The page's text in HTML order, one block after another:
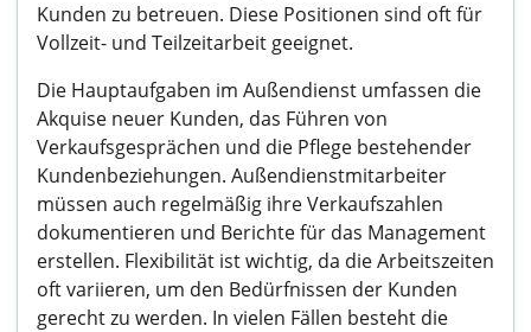
Kunden zu betreuen. Diese Positionen sind oft für
Vollzeit- und Teilzeitarbeit geeignet.
Die Hauptaufgaben im Außendienst umfassen die
Akquise neuer Kunden, das Führen von
Verkaufsgesprächen und die Pflege bestehender
Kundenbeziehungen. Außendienstmitarbeiter
müssen auch regelmäßig ihre Verkaufszahlen
dokumentieren und Berichte für das Management
erstellen. Flexibilität ist wichtig, da die Arbeitszeiten
oft variieren, um den Bedürfnissen der Kunden
gerecht zu werden. In vielen Fällen besteht die